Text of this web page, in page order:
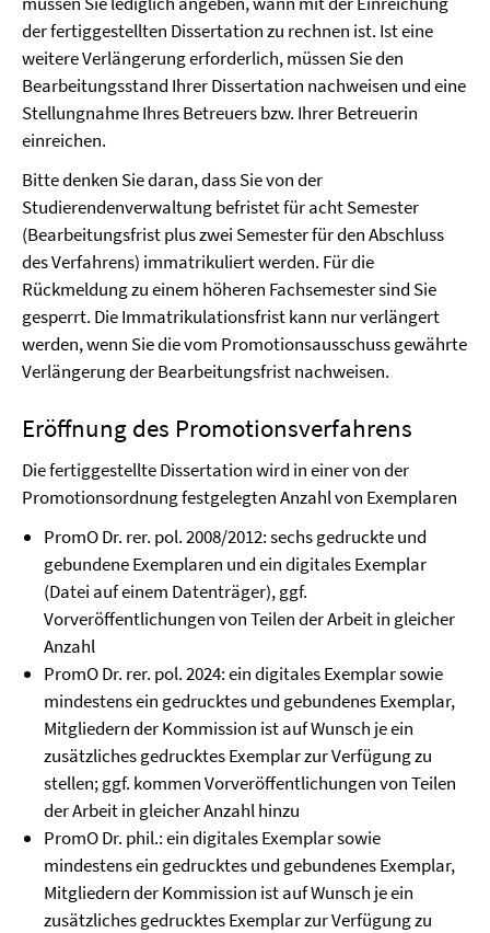
der fertiggestellten Dissertation zu rechnen ist. Ist eine
weitere Verlängerung erforderlich, müssen Sie den
Bearbeitungsstand Ihrer Dissertation nachweisen und eine
Stellungnahme Ihres Betreuers bzw. Ihrer Betreuerin
einreichen.
Bitte denken Sie daran, dass Sie von der
Studierendenverwaltung befristet für acht Semester
(Bearbeitungsfrist plus zwei Semester für den Abschluss
des Verfahrens) immatrikuliert werden. Für die
Rückmeldung zu einem höheren Fachsemester sind Sie
gesperrt. Die Immatrikulationsfrist kann nur verlängert
werden, wenn Sie die vom Promotionsausschuss gewährte
Verlängerung der Bearbeitungsfrist nachweisen.
Eröffnung des Promotionsverfahrens
Die fertiggestellte Dissertation wird in einer von der
Promotionsordnung festgelegten Anzahl von Exemplaren
PromO Dr. rer. pol. 2008/2012: sechs gedruckte und
gebundene Exemplaren und ein digitales Exemplar
(Datei auf einem Datenträger), ggf.
Vorveröffentlichungen von Teilen der Arbeit in gleicher
Anzahl
PromO Dr. rer. pol. 2024: ein digitales Exemplar sowie
mindestens ein gedrucktes und gebundenes Exemplar,
Mitgliedern der Kommission ist auf Wunsch je ein
zusätzliches gedrucktes Exemplar zur Verfügung zu
stellen; ggf. kommen Vorveröffentlichungen von Teilen
der Arbeit in gleicher Anzahl hinzu
PromO Dr. phil.: ein digitales Exemplar sowie
mindestens ein gedrucktes und gebundenes Exemplar,
Mitgliedern der Kommission ist auf Wunsch je ein
zusätzliches gedrucktes Exemplar zur Verfügung zu